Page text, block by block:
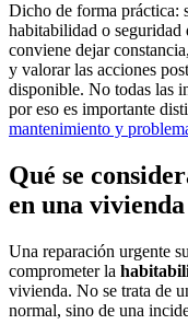
Dicho de forma práctica:
habitabilidad o seguridad
conviene dejar
y valorar las acciones
disponible. No todas las
por eso es importante
mantenimiento y
Qué se
en una
Una reparación urgente
comprometer la
vivienda. No se trata de
normal, sino de una